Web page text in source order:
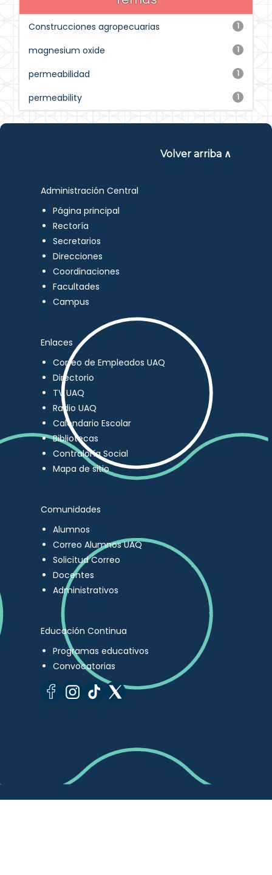
1
Construcciones agropecuarias
1
magnesium oxide
1
permeabilidad
1
permeability
Volver arriba ∧
Administración Central
Página principal
Rectoría
Secretarios
Direcciones
Coordinaciones
Facultades
Campus
Enlaces
Correo de Empleados UAQ
Directorio
TV UAQ
Radio UAQ
Calendario Escolar
Bibliotecas
Contraloría Social
Mapa de sitio
Comunidades
Alumnos
Correo Alumnos UAQ
Solicitud Correo
Docentes
Administrativos
Educación Continua
Programas educativos
Convocatorias